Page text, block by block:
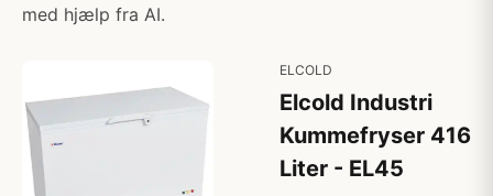
med hjælp fra AI.
ELCOLD
Elcold Industri
Kummefryser 416
Liter - EL45